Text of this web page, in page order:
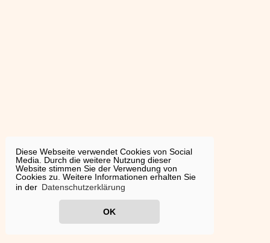
Diese Webseite verwendet Cookies von Social
Media. Durch die weitere Nutzung dieser
Website stimmen Sie der Verwendung von
Cookies zu. Weitere Informationen erhalten Sie
in der Datenschutzerklärung
OK